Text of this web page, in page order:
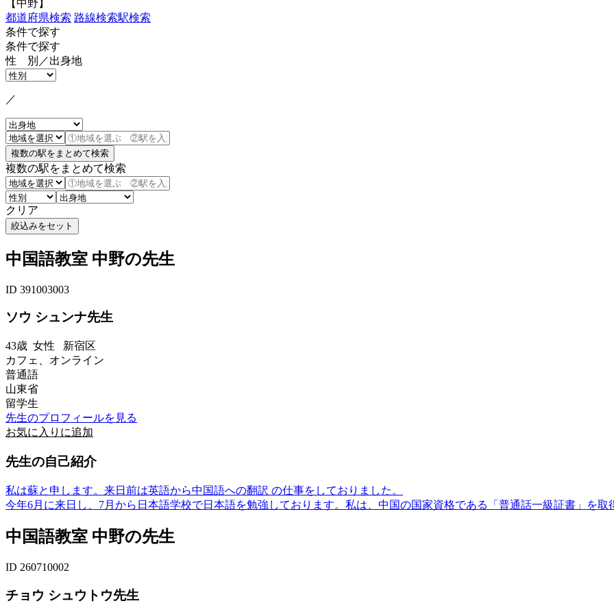
【中野】
都道府県検索 路線検索駅検索
条件で探す
条件で探す
性 別／出身地
／
複数の駅をまとめて検索
クリア
中国語教室 中野の先生
ID 391003003
ソウ シュンナ先生
43歳 女性 新宿区
カフェ、オンライン
普通語
山東省
留学生
先生のプロフィールを見る
お気に入りに追加
先生の自己紹介
私は蘇と申します。来日前は英語から中国語への翻訳 の仕事をしておりました。
今年6月に来日し、7月から日本語学校で日本語を勉強しております。私は、中国の国家資格である「普通話一級証書」を取
中国語教室 中野の先生
ID 260710002
チョウ シュウトウ先生